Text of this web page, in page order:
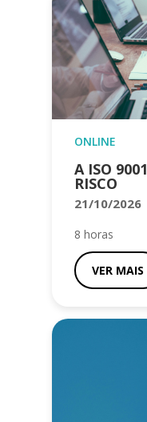
ONLINE
A ISO
RISCO
21/10/2026
8 horas
VER MAIS